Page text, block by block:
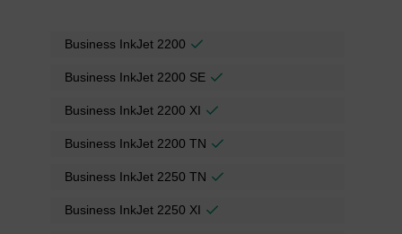
Business InkJet 2200
Business InkJet 2200 SE
Business InkJet 2200 XI
Business InkJet 2200 TN
Business InkJet 2250 TN
Business InkJet 2250 XI